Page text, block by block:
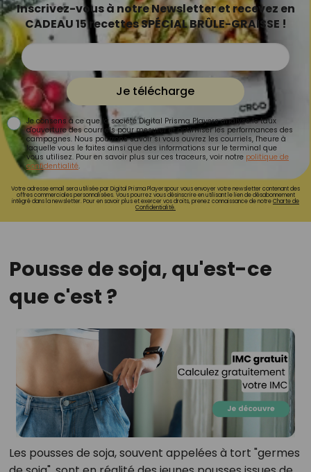
Inscrivez-vous à notre Newsletter et recevez en
CADEAU 15 recettes SPÉCIAL BRÛLE-GRAISSE !
Je télécharge
Je consens à ce que la société Digital Prisma Players analyse le taux
d'ouverture des courriels pour mesurer et optimiser les performances des
campagnes. Nous pourrons savoir si vous ouvrez les courriels, l'heure à
laquelle vous le faites ainsi que des informations sur le terminal que
vous utilisez. Pour en savoir plus sur ces traceurs, voir notre politique de
confidentialité.
Votre adresse email sera utilisée par Digital Prisma Playerspour vous envoyer votre newsletter contenant des
offres commerciales personnalisées. Vous pourrez vous désinscrire en utilisant le lien de désabonnement
intégré dans la newsletter. Pour en savoir plus et exercer vos droits, prenez connaissance de notreCharte de
Confidentialité.
Pousse de soja, qu'est-ce
que c'est ?
Les pousses de soja, souvent appelées à tort "germes